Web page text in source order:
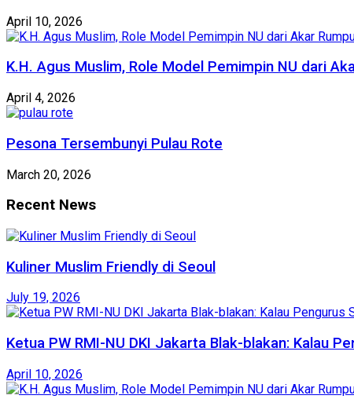
April 10, 2026
K.H. Agus Muslim, Role Model Pemimpin NU dari
April 4, 2026
Pesona Tersembunyi Pulau Rote
March 20, 2026
Recent News
Kuliner Muslim Friendly di Seoul
July 19, 2026
Ketua PW RMI-NU DKI Jakarta Blak-blakan: Kalau
April 10, 2026